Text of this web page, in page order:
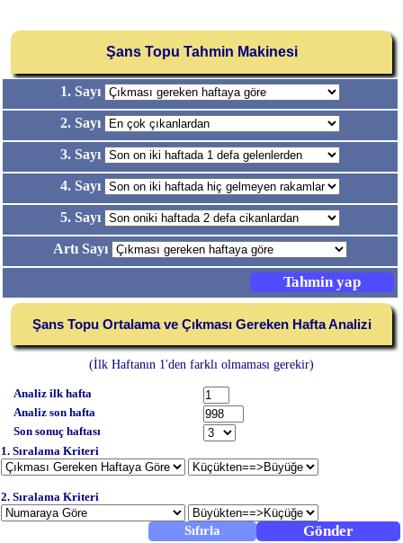
Şans Topu Tahmin Makinesi
1. Sayı
2. Sayı
3. Sayı
4. Sayı
5. Sayı
Artı Sayı
Şans Topu Ortalama ve Çıkması Gereken Hafta Analizi
(İlk Haftanın 1'den farklı olmaması gerekir)
Analiz ilk hafta
Analiz son hafta
Son sonuç haftası
1. Sıralama Kriteri
2. Sıralama Kriteri